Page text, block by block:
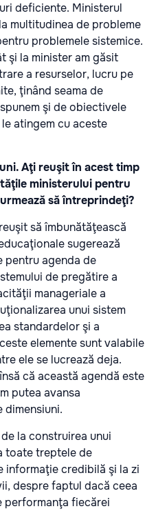
deficiente. Ministerul
multitudinea de probleme
problemele sistemice.
şi la minister am găsit
a resurselor, lucru pe
ţinând seama de
şi de obiectivele
atingem cu aceste
Aţi reuşit în acest timp
ministerului pentru
să întreprindeţi?
să îmbunătăţească
sugerează
pentru agenda de
de pregătire a
manageriale a
unui sistem
standardelor şi a
elemente sunt valabile
ele se lucrează deja.
că această agendă este
putea avansa
la construirea unui
toate treptele de
informaţie credibilă şi la zi
despre faptul dacă ceea
performanţa fiecărei